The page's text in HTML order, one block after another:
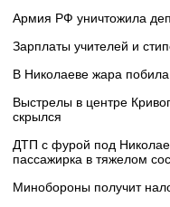
Армия РФ уничтожила
Зарплаты учителей и
В Николаеве жара
Выстрелы в центре
скрылся
ДТП с фурой под
пассажирка в тяжелом
Минобороны получит